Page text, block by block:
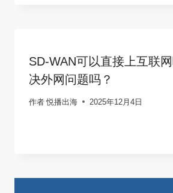
SD-WAN可以直接上互联
决外网问题吗？
作者 悦播出海 2025年12月4日